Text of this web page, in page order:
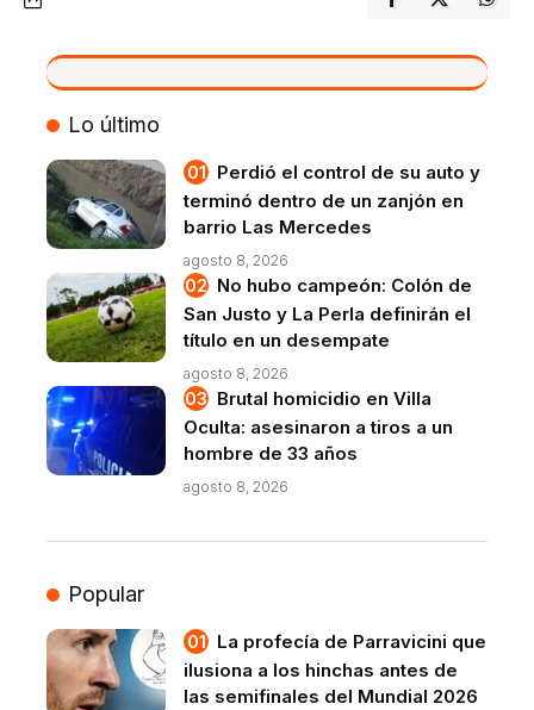
VIVO
Lo último
Perdió el control de su auto y
terminó dentro de un zanjón en
barrio Las Mercedes
agosto 8, 2026
No hubo campeón: Colón de
San Justo y La Perla definirán el
título en un desempate
agosto 8, 2026
Brutal homicidio en Villa
Oculta: asesinaron a tiros a un
hombre de 33 años
agosto 8, 2026
Popular
La profecía de Parravicini que
ilusiona a los hinchas antes de
las semifinales del Mundial 2026